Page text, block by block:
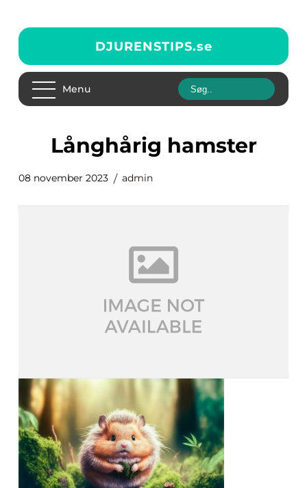
DJURENSTIPS.se
Menu
långhårig hamster
08 november 2023 admin